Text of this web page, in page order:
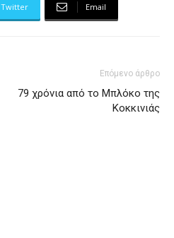
Twitter Email
Επόμενο άρθρο
79 χρόνια από το Μπλόκο της
Κοκκινιάς